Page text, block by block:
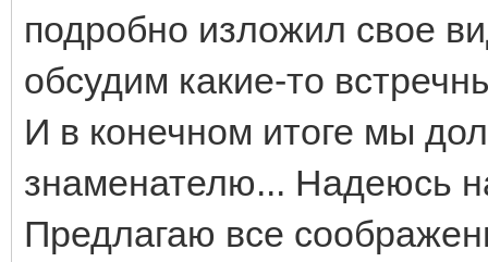
подробно изложил свое
обсудим какие-то
И в конечном итоге мы
знаменателю... Надеюсь
Предлагаю все